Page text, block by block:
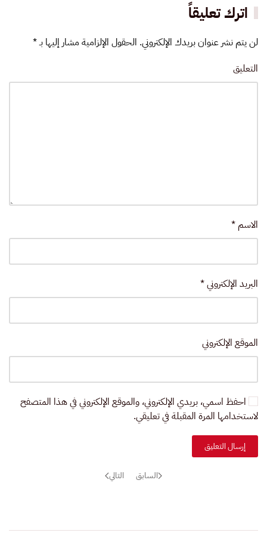
اترك تعليقاً
لن يتم نشر عنوان بريدك الإلكتروني. الحقول الإلزامية مشار إليها بـ*
التعليق
الاسم *
البريد الإلكتروني*
الموقع الإلكتروني
احفظ اسمي، بريدي الإلكتروني، والموقع الإلكتروني في هذا المتصفح
لاستخدامها المرة المقبلة في تعليقي.
إرسال التعليق
السابق التالي